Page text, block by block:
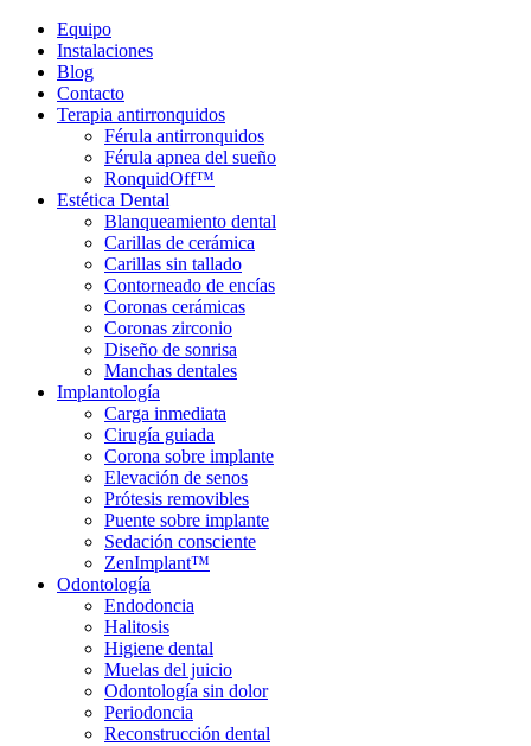
Equipo
Instalaciones
Blog
Contacto
Terapia antirronquidos
Férula antirronquidos
Férula apnea del sueño
RonquidOff™
Estética Dental
Blanqueamiento dental
Carillas de cerámica
Carillas sin tallado
Contorneado de encías
Coronas cerámicas
Coronas zirconio
Diseño de sonrisa
Manchas dentales
Implantología
Carga inmediata
Cirugía guiada
Corona sobre implante
Elevación de senos
Prótesis removibles
Puente sobre implante
Sedación consciente
ZenImplant™
Odontología
Endodoncia
Halitosis
Higiene dental
Muelas del juicio
Odontología sin dolor
Periodoncia
Reconstrucción dental